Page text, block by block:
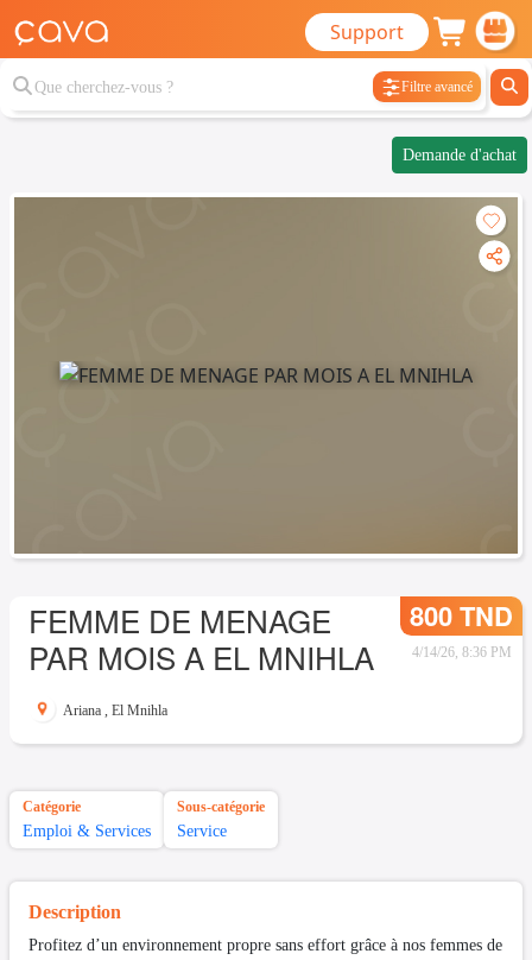
Support
Filtre avancé
Demande d'achat
FEMME DE MENAGE
PAR MOIS A EL MNIHLA
800 TND
4/14/26, 8:36 PM
Ariana , El Mnihla
Catégorie
Emploi & Services
Sous-catégorie
Service
Description
Profitez d’un environnement propre sans effort grâce à nos femmes de